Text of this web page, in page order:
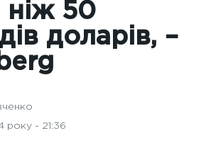
50
доларів, –
року - 21:36